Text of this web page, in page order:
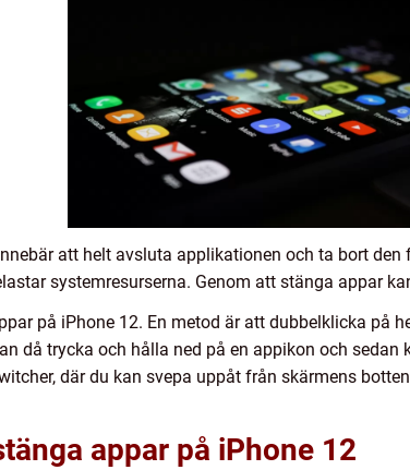
att helt avsluta applikationen och ta bort
systemresurserna. Genom att stänga appar
på iPhone 12. En metod är att dubbelklicka på
då trycka och hålla ned på en appikon och sedan
där du kan svepa uppåt från skärmens
appar på iPhone 12